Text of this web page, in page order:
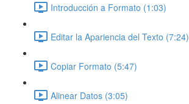
Introducción a Formato (1:03)
Editar la Apariencia del Texto (7:24)
Copiar Formato (5:47)
Alinear Datos (3:05)